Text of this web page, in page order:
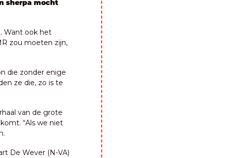
sherpa mocht
Want ook het
die zonder enige
ze die, zo is te
van de grote
De Wever (N-VA)